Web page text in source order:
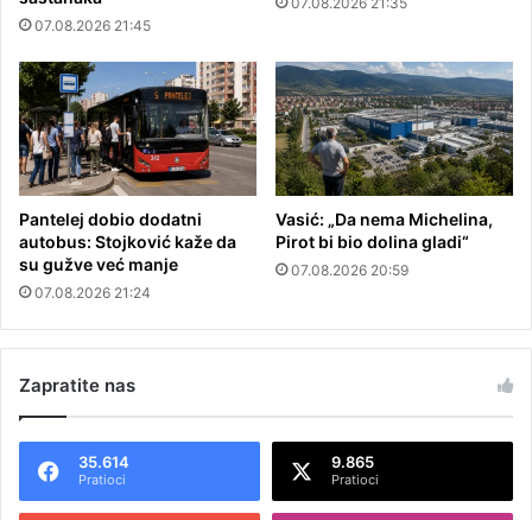
07.08.2026 21:45
Pantelej dobio dodatni
autobus: Stojković kaže da
su gužve već manje
07.08.2026 21:24
Vasić: „Da nema Michelina,
Pirot bi bio dolina gladi“
07.08.2026 20:59
Zapratite nas
35.614
Pratioci
9.865
Pratioci